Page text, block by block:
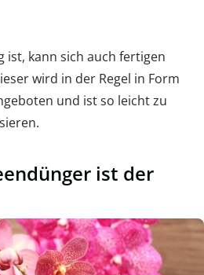
ist, kann sich auch fertigen
wird in der Regel in Form
und ist so leicht zu
ist der